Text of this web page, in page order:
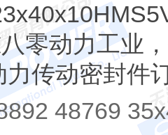
零动力工业
力传动密封件
48769